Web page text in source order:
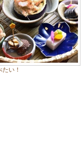
い！